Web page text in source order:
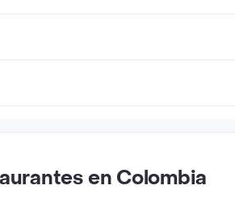
en Colombia